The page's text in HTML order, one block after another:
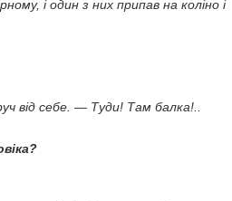
і один з них припав на коліно і
від себе. — Туди!Там балка!..